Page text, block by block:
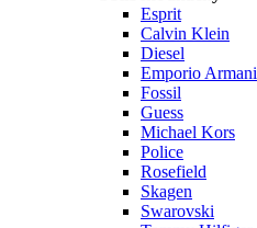
Esprit
Calvin Klein
Diesel
Emporio Armani
Fossil
Guess
Michael Kors
Police
Rosefield
Skagen
Swarovski